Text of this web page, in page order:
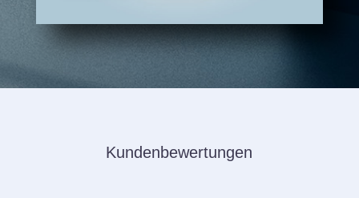
Kundenbewertungen